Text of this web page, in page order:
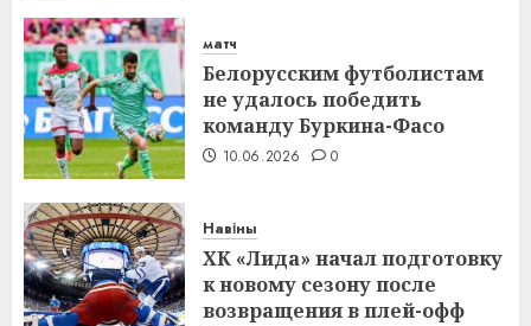
матч
Белорусским футболистам
не удалось победить
команду Буркина-Фасо
10.06.2026 0
Навіны
ХК «Лида» начал подготовку
к новому сезону после
возвращения в плей-офф